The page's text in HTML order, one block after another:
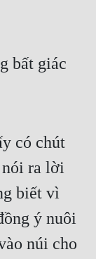
bất giác
có chút
ra lời
biết vì
ý nuôi
núi cho